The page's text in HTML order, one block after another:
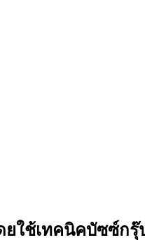
ช้เทคนิคบัซซ์กรุ๊